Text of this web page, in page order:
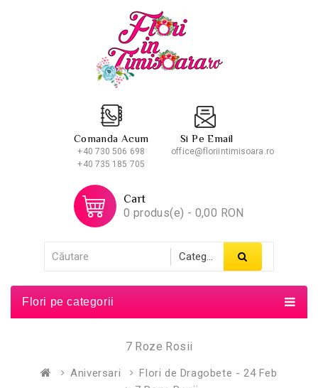
Comanda Acum
+40 730 506 698
+40 735 185 705
Si Pe Email
office@floriintimisoara.ro
Cart
0 produs(e) - 0,00 RON
Flori pe categorii
7 Roze Rosii
Aniversari
Flori de Dragobete - 24 Feb